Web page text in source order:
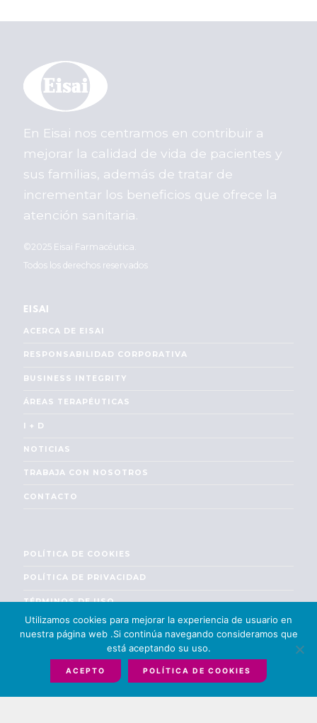
En Eisai nos centramos en contribuir a
mejorar la calidad de vida de pacientes y
sus familias, además de tratar de
incrementar los beneficios que ofrece la
atención sanitaria.
©2025 Eisai Farmacéutica.
Todos los derechos reservados
EISAI
ACERCA DE EISAI
RESPONSABILIDAD CORPORATIVA
BUSINESS INTEGRITY
ÁREAS TERAPÉUTICAS
I + D
NOTICIAS
TRABAJA CON NOSOTROS
CONTACTO
POLÍTICA DE COOKIES
POLÍTICA DE PRIVACIDAD
TÉRMINOS DE USO
ENGLISH
Utilizamos cookies para mejorar la experiencia de usuario en
nuestra página web .Si continúa navegando consideramos que
está aceptando su uso.
ACEPTO POLÍTICA DE COOKIES